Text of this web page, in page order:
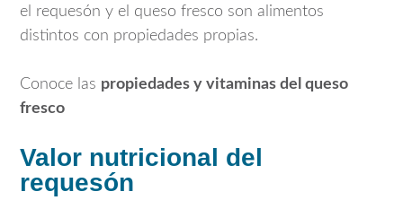
el requesón y el queso fresco son alimentos
distintos con propiedades propias.
Conoce las propiedades y vitaminas del queso
fresco
Valor nutricional del
requesón